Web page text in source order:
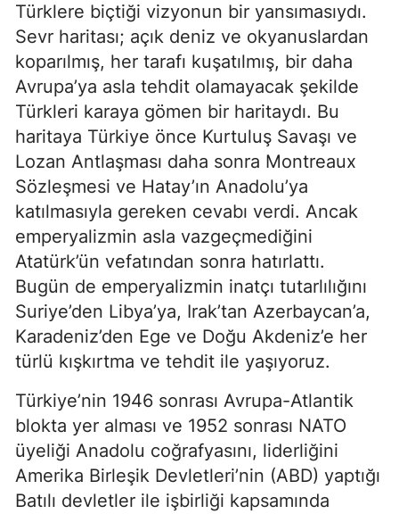
Türklere biçtiği vizyonun bir yansımasıydı.
Sevr haritası; açık deniz ve okyanuslardan
koparılmış, her tarafı kuşatılmış, bir daha
Avrupa’ya asla tehdit olamayacak şekilde
Türkleri karaya gömen bir haritaydı. Bu
haritaya Türkiye önce Kurtuluş Savaşı ve
Lozan Antlaşması daha sonra Montreaux
Sözleşmesi ve Hatay’ın Anadolu’ya
katılmasıyla gereken cevabı verdi. Ancak
emperyalizmin asla vazgeçmediğini
Atatürk’ün vefatından sonra hatırlattı.
Bugün de emperyalizmin inatçı tutarlılığını
Suriye’den Libya’ya, Irak’tan Azerbaycan’a,
Karadeniz’den Ege ve Doğu Akdeniz’e her
türlü kışkırtma ve tehdit ile yaşıyoruz.
Türkiye’nin 1946 sonrası Avrupa-Atlantik
blokta yer alması ve 1952 sonrası NATO
üyeliği Anadolu coğrafyasını, liderliğini
Amerika Birleşik Devletleri’nin (ABD) yaptığı
Batılı devletler ile işbirliği kapsamında